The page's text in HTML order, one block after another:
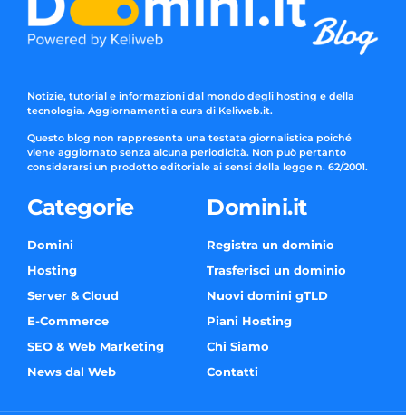
Notizie, tutorial e informazioni dal mondo degli hosting e della
tecnologia. Aggiornamenti a cura di Keliweb.it.
Questo blog non rappresenta una testata giornalistica poiché
viene aggiornato senza alcuna periodicità. Non può pertanto
considerarsi un prodotto editoriale ai sensi della legge n. 62/2001.
Categorie
Domini
Hosting
Server & Cloud
E-Commerce
SEO & Web Marketing
News dal Web
Domini.it
Registra un dominio
Trasferisci un dominio
Nuovi domini gTLD
Piani Hosting
Chi Siamo
Contatti